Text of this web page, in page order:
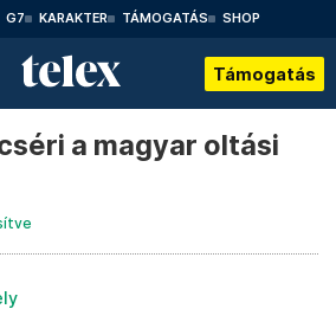
G7 KARAKTER TÁMOGATÁS SHOP
Támogatás
a magyar oltási